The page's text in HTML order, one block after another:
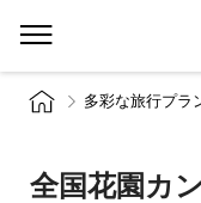
多彩な旅行プラ
全国花園カ